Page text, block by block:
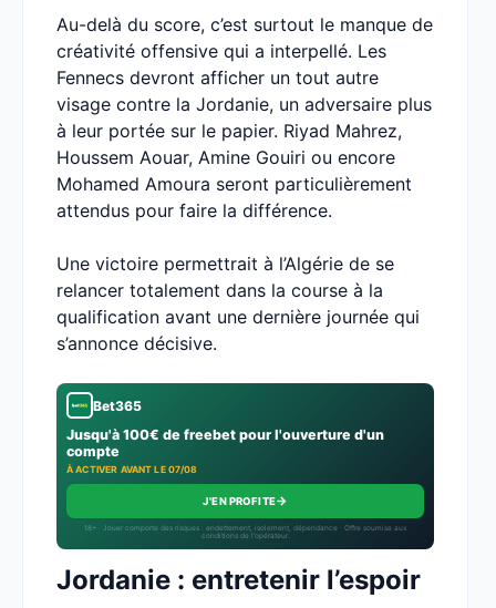
Au-delà du score, c’est surtout le manque de
créativité offensive qui a interpellé. Les
Fennecs devront afficher un tout autre
visage contre la Jordanie, un adversaire plus
à leur portée sur le papier. Riyad Mahrez,
Houssem Aouar, Amine Gouiri ou encore
Mohamed Amoura seront particulièrement
attendus pour faire la différence.
Une victoire permettrait à l’Algérie de se
relancer totalement dans la course à la
qualification avant une dernière journée qui
s’annonce décisive.
Bet365
Jusqu'à 100€ de freebet pour l'ouverture d'un
compte
À ACTIVER AVANT LE 07/08
J'EN PROFITE→
18+ · Jouer comporte des risques : endettement, isolement, dépendance · Offre soumise aux
conditions de l’opérateur.
Jordanie : entretenir l’espoir